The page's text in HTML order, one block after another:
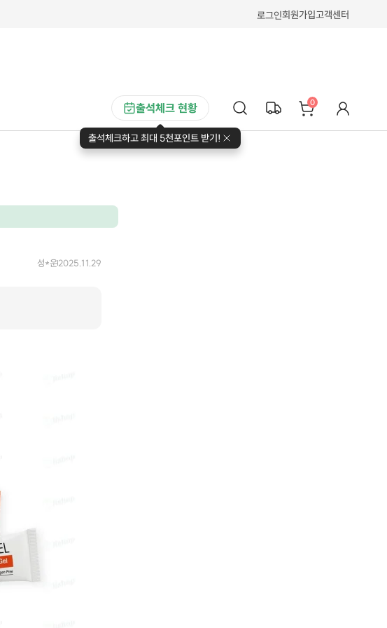
로그인회원가입고객센터
출석체크 현황
출석체크하고 최대 5천포인트 받기!
0
성*운2025.11.29